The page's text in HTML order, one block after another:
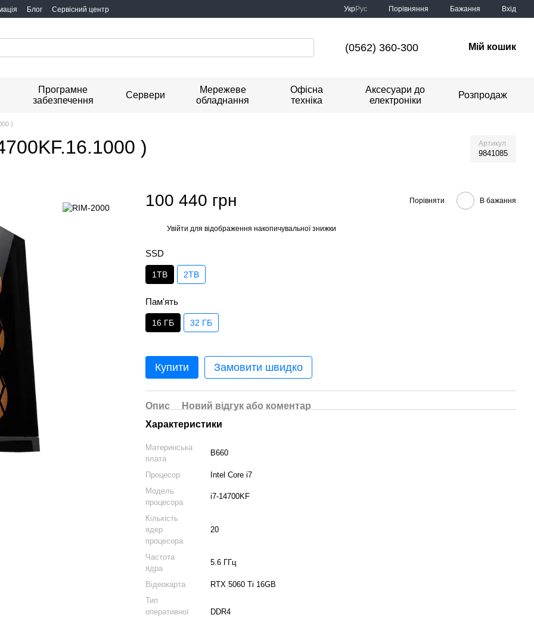
Блог Сервісний центр УкрРус Порівняння Бажання Вхід
(0562) 360-300 Мій кошик
Програмне
забезпечення
Сервери
Мережеве
обладнання
Офісна
техніка
Аксесуари до
електроніки
Розпродаж
)
) Артикул
9841085
100 440 грн Порівняти В бажання
Увійти для відображення накопичувальної знижки
SSD
1TB 2TB
Пам'ять
16 ГБ 32 ГБ
Купити Замовити швидко
Опис
Новий відгук або коментар
Характеристики
Материнська
плата
B660
Процесор
Intel Core i7
Модель
процесора
i7-14700KF
Кількість
ядер
процесора
20
Частота
ядра
5.6 ГГц
Відеокарта
RTX 5060 Ti 16GB
Тип
оперативної
DDR4